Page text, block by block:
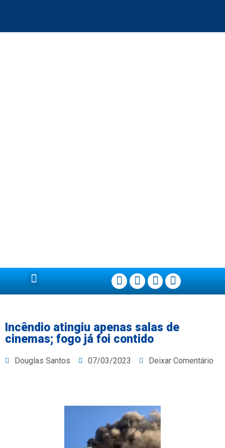
Incêndio atingiu apenas salas de
cinemas; fogo já foi contido
Douglas Santos 07/03/2023 Deixar Comentário